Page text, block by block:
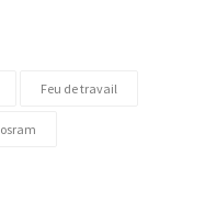
Feu de travail
osram